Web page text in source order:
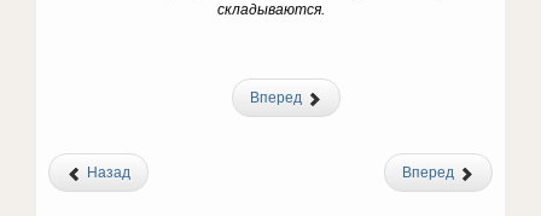
складываются.
Вперед
Назад Вперед